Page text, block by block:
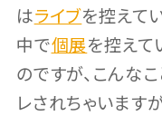
はライブを控えて
中で個展を控えて
のですが、こんな
レされちゃいます